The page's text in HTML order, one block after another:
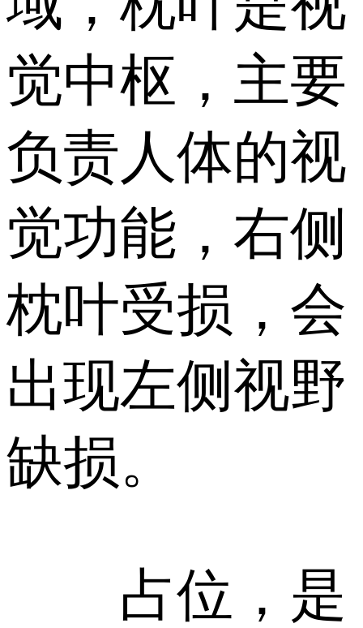
觉中枢，主要
负责人体的视
觉功能，右侧
枕叶受损，会
出现左侧视野
缺损。
占位，是